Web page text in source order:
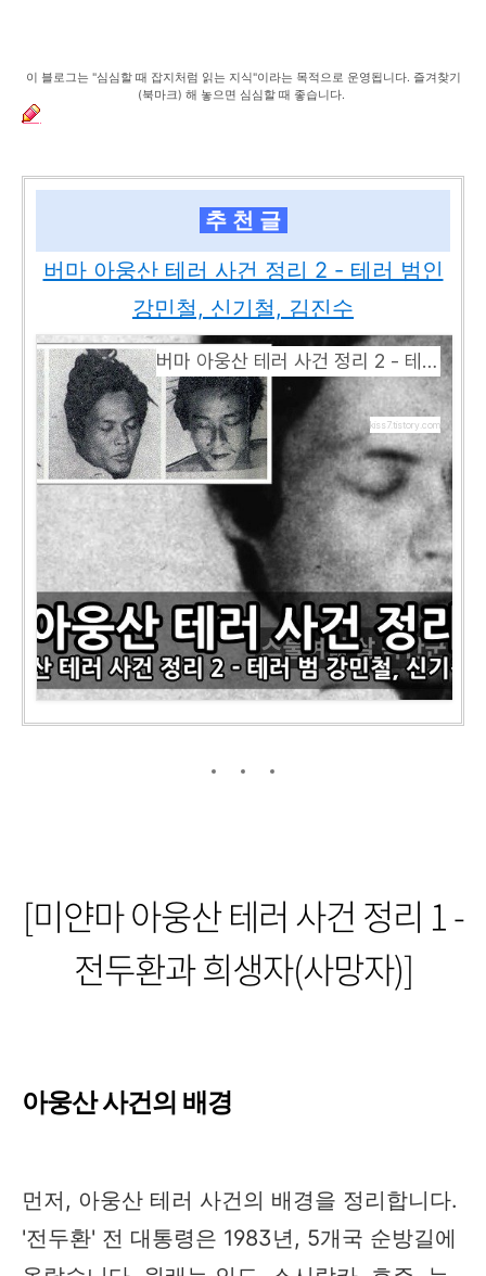
이 블로그는 "심심할 때 잡지처럼 읽는 지식"이라는 목적으로 운영됩니다. 즐겨찾기
(북마크) 해 놓으면 심심할 때 좋습니다.
추 천 글
버마 아웅산 테러 사건 정리 2 - 테러 범인
강민철, 신기철, 김진수
버마 아웅산 테러 사건 정리 2 - 테러 범인 강민철, 신기철, 김진수
kiss7.tistory.com
[미얀마 아웅산 테러 사건 정리 1 -
전두환과 희생자(사망자)]
아웅산 사건의 배경
먼저, 아웅산 테러 사건의 배경을 정리합니다.
'전두환' 전 대통령은 1983년, 5개국 순방길에